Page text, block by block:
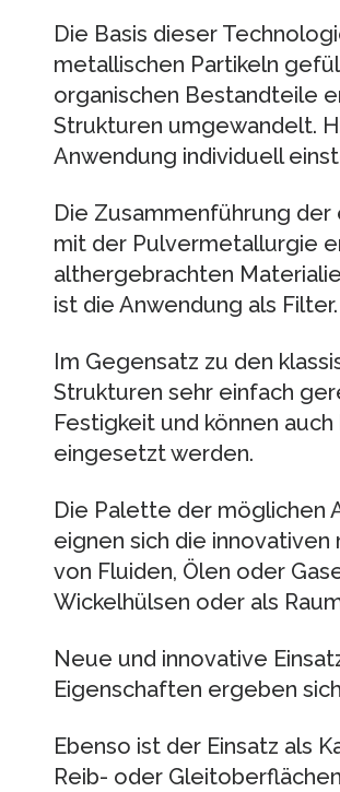
Die Basis dieser
metallischen Partikeln
organischen Bestandteile
Strukturen umgewandelt.
Anwendung individuell
Die Zusammenführung
mit der Pulvermetallurgie
althergebrachten
ist die Anwendung als Filter.
Im Gegensatz zu den
Strukturen sehr einfach
Festigkeit und können
eingesetzt werden.
Die Palette der möglichen
eignen sich die
von Fluiden, Ölen oder
Wickelhülsen oder als
Neue und innovative
Eigenschaften ergeben
Ebenso ist der Einsatz als
Reib- oder